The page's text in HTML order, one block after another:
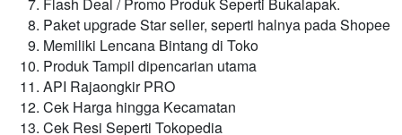
Paket upgrade Star seller, seperti halnya pada Shopee
Memiliki Lencana Bintang di Toko
Produk Tampil dipencarian utama
API Rajaongkir PRO
Cek Harga hingga Kecamatan
Cek Resi Seperti Tokopedia